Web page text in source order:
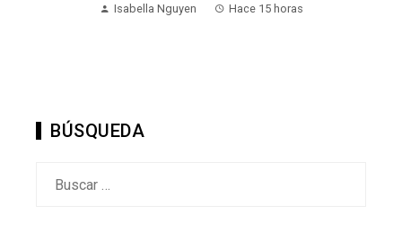
Isabella Nguyen Hace 15 horas
BÚSQUEDA